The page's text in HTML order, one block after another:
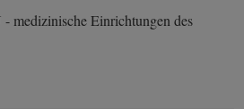
medizinische Einrichtungen des